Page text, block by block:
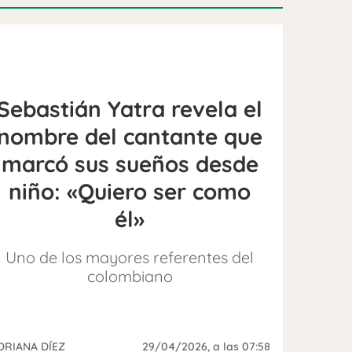
Yatra revela el
del cantante que
marcó sus sueños desde
niño: «Quiero ser como
él»
Uno de los mayores referentes del
colombiano
DÍEZ 29/04/2026, a las 07:58